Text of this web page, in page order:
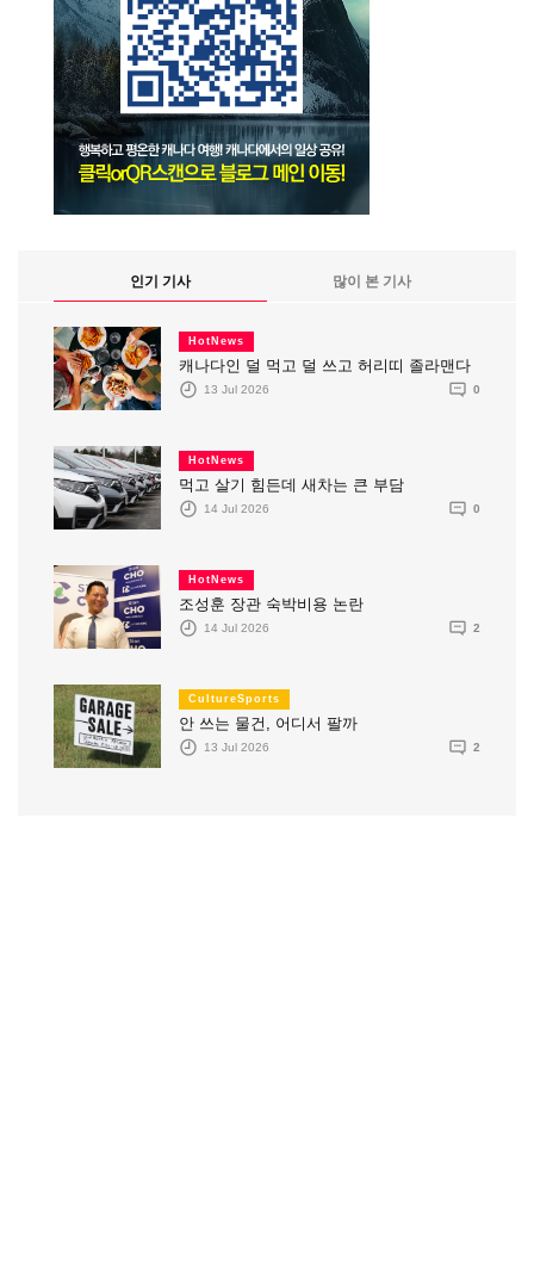
인기 기사 많이 본 기사
HotNews
캐나다인 덜 먹고 덜 쓰고 허리띠 졸라맨다
13 Jul 2026 0
HotNews
먹고 살기 힘든데 새차는 큰 부담
14 Jul 2026 0
HotNews
조성훈 장관 숙박비용 논란
14 Jul 2026 2
CultureSports
안 쓰는 물건, 어디서 팔까
13 Jul 2026 2